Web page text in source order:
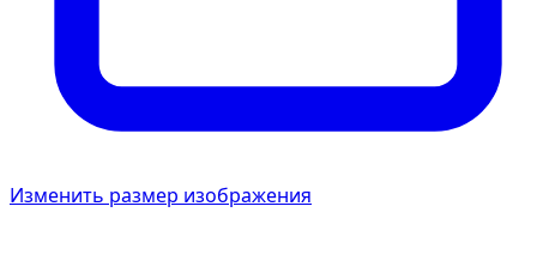
Изменить размер изображения